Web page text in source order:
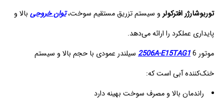
توربوشارژر افترکولرو سیستم تزریق مستقیم سوخت،توان خروجی بالا و
پایداری عملکرد را ارائه می‌دهد.
موتور
2506A-E15TAG1 6 سیلندر عمودی با حجم بالا و سیستم
خنک‌کننده آبی است که:
راندمان بالا و مصرف سوخت بهینه دارد